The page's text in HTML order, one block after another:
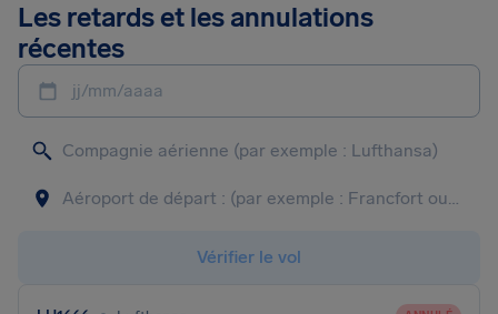
Les retards et les annulations
récentes
jj/mm/aaaa
Vérifier le vol